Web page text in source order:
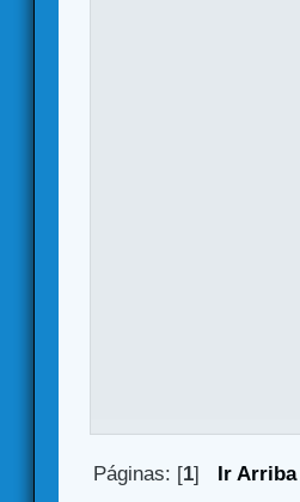
Páginas: [1] Ir Arriba